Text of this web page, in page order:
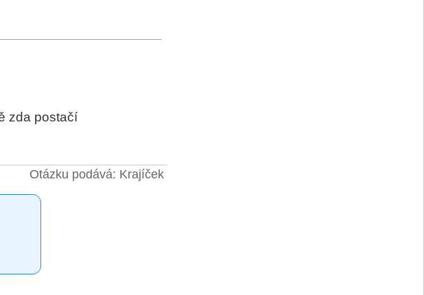
zda postačí
Otázku podává: Krajíček